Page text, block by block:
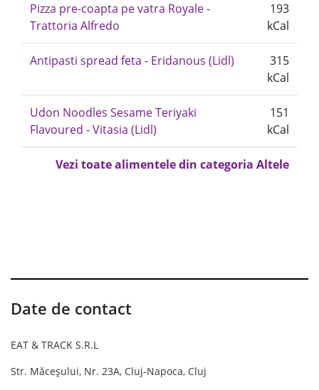
Pizza pre-coapta pe vatra Royale -
Trattoria Alfredo
193
kCal
Antipasti spread feta - Eridanous (Lidl)
315
kCal
Udon Noodles Sesame Teriyaki
Flavoured - Vitasia (Lidl)
151
kCal
Vezi toate alimentele din categoria Altele
Date de contact
EAT & TRACK S.R.L
Str. Măceșului, Nr. 23A, Cluj-Napoca, Cluj